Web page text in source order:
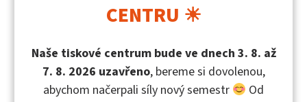
absolventů s vrozeným tělesným postižením
atrofií) vnímalo v průběhu docházky na střední školu
klíčové elementy participující v situaci naplňování
jejich sociální potřeb.
CENTRU ☀
Naše tiskové centrum bude ve dnech 3. 8. až
7. 8. 2026 uzavřeno, bereme si dovolenou,
abychom načerpali síly nový semestr
Od